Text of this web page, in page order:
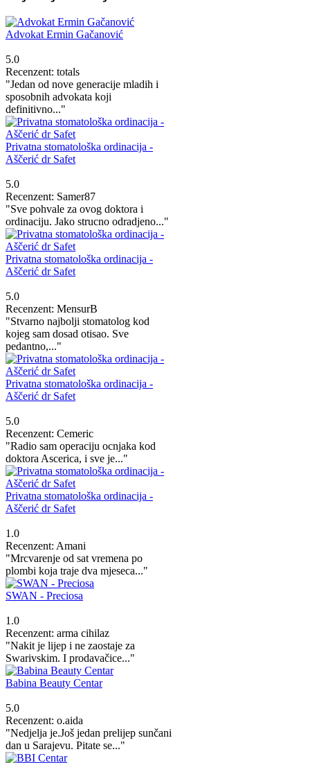
Advokat Ermin Gačanović
5.0
Recenzent: totals
"Jedan od nove generacije mladih i
sposobnih advokata koji
definitivno..."
Privatna stomatološka ordinacija -
Aščerić dr Safet
5.0
Recenzent: Samer87
"Sve pohvale za ovog doktora i
ordinaciju. Jako strucno odradjeno..."
Privatna stomatološka ordinacija -
Aščerić dr Safet
5.0
Recenzent: MensurB
"Stvarno najbolji stomatolog kod
kojeg sam dosad otisao. Sve
pedantno,..."
Privatna stomatološka ordinacija -
Aščerić dr Safet
5.0
Recenzent: Cemeric
"Radio sam operaciju ocnjaka kod
doktora Ascerica, i sve je..."
Privatna stomatološka ordinacija -
Aščerić dr Safet
1.0
Recenzent: Amani
"Mrcvarenje od sat vremena po
plombi koja traje dva mjeseca..."
SWAN - Preciosa
1.0
Recenzent: arma cihilaz
"Nakit je lijep i ne zaostaje za
Swarivskim. I prodavačice..."
Babina Beauty Centar
5.0
Recenzent: o.aida
"Nedjelja je.Još jedan prelijep sunčani
dan u Sarajevu. Pitate se..."